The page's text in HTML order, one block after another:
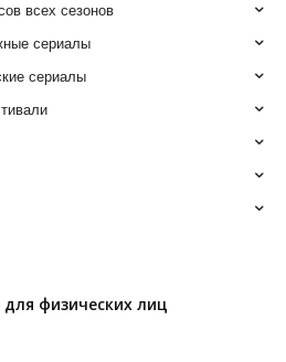
всех сезонов
сериалы
сериалы
физических лиц